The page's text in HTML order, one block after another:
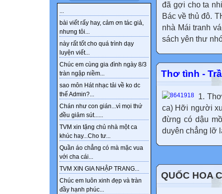
...
bài viết rấy hay, cảm ơn tác giả,
nhưng tôi...
này rất tốt cho quá trình dạy
luyện viết...
Chúc em cùng gia đình ngày 8/3
tràn ngập niềm...
sao môn Hát nhạc tải về ko dc
thế Admin?...
Chán như con gián...vì mọi thứ
đều giảm sút......
TVM xin tặng chủ nhà một ca
khúc hay...Cho tư...
Quần áo chẳng có mà mặc vua
với cha cái...
TVM XIN GIA NHẬP TRANG...
Chúc em luôn xinh đẹp và tràn
đầy hạnh phúc...
đã gợi cho ta
Bác về thủ đô.
nhà Mái tranh
sách yên thư
Thơ tình -
1.
ca) Hỡi người
đừng có dậu
duyên chẳng lỡ
QUỐC HOA